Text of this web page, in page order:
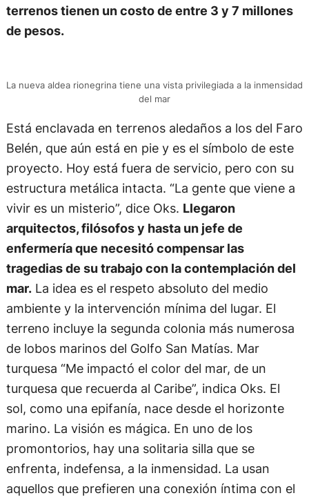
terrenos tienen un costo de entre 3 y 7 millones
de pesos.
La nueva aldea rionegrina tiene una vista privilegiada a la inmensidad
del mar
Está enclavada en terrenos aledaños a los del Faro
Belén, que aún está en pie y es el símbolo de este
proyecto. Hoy está fuera de servicio, pero con su
estructura metálica intacta. “La gente que viene a
vivir es un misterio”, dice Oks. Llegaron
arquitectos, filósofos y hasta un jefe de
enfermería que necesitó compensar las
tragedias de su trabajo con la contemplación del
mar.La idea es el respeto absoluto del medio
ambiente y la intervención mínima del lugar. El
terreno incluye la segunda colonia más numerosa
de lobos marinos del Golfo San Matías. Mar
turquesa “Me impactó el color del mar, de un
turquesa que recuerda al Caribe”, indica Oks. El
sol, como una epifanía, nace desde el horizonte
marino. La visión es mágica. En uno de los
promontorios, hay una solitaria silla que se
enfrenta, indefensa, a la inmensidad. La usan
aquellos que prefieren una conexión íntima con el